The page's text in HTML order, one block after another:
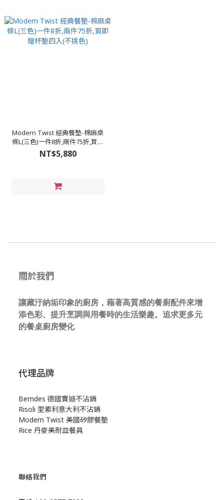
Modern Twist 經典餐墊-棉麻桌
條L(三色)一件8折,兩件75折,買即
贈杯墊四入(不挑色)
NT$5,880
關於我們
讓藏汙納垢印象的廚房，藉著高質感的餐廚配件來增
添色彩、提升烹調與用餐時的生活樂趣。追求更多元
的餐桌廚房變化
代理品牌
Berndes 德國寶迪不沾鍋
Risoli 里索利意大利不沾鍋
Modern Twist 美國矽膠餐墊
Rice 丹麥美耐皿餐具
聯絡我們